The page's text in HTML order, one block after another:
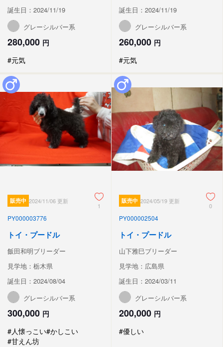
誕生日：2024/11/19
グレーシルバー系
280,000 円
#元気
誕生日：2024/11/19
グレーシルバー系
260,000 円
#元気
販売中 2024/11/06 更新
1
PY000003776
トイ・プードル
飯田和明ブリーダー
見学地：栃木県
誕生日：2024/08/04
グレーシルバー系
300,000 円
#人懐っこい#かしこい
#甘えん坊
販売中 2024/05/19 更新
0
PY000002504
トイ・プードル
山下雅巳ブリーダー
見学地：広島県
誕生日：2024/03/11
グレーシルバー系
200,000 円
#優しい